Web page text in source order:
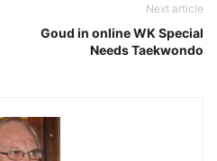
Next article
Goud in online WK Special
Needs Taekwondo